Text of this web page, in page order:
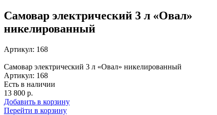
Самовар электрический 3 л «Овал»
никелированный
Артикул: 168
Самовар электрический 3 л «Овал» никелированный
Артикул: 168
Есть в наличии
13 800 р.
Добавить в корзину
Перейти в корзину